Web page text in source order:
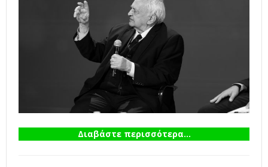
Διαβάστε περισσότερα...